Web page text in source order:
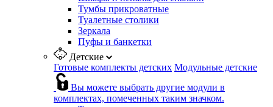
Тумбы прикроватные
Туалетные столики
Зеркала
Пуфы и банкетки
Детские
Готовые комплекты детских Модульные детские
Вы можете выбрать другие модули в
комплектах, помеченных таким значком.